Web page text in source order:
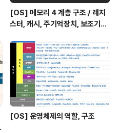
[OS] 메모리 4 계층 구조 / 레지
스터, 캐시, 주기억장치, 보조기억
[OS] 운영체제의 역할, 구조